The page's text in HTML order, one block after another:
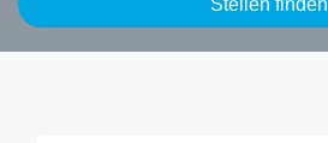
finden
Stellen finden